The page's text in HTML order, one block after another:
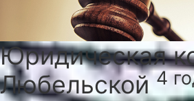
Юридическая
Любельской4